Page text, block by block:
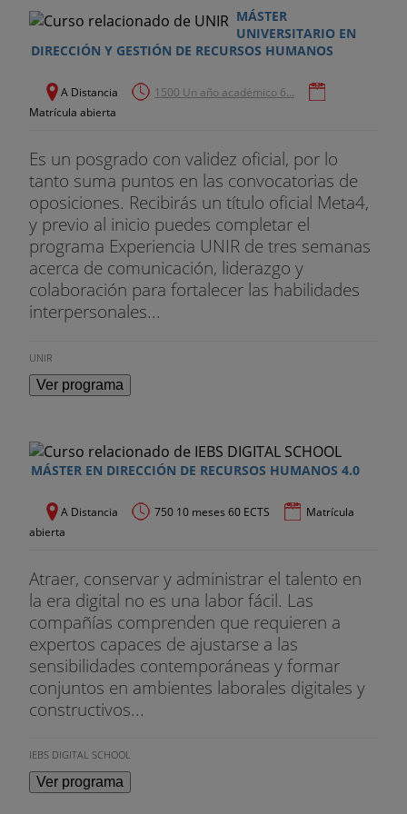
acuerdo a la ley vigente.
Módulos online
El material del curso se complementa con un
incorporación de temas que por su actualidad o
importancia son de interés para el alumno.
MÁSTER
UNIVERSITARIO EN
DIRECCIÓN Y GESTIÓN DE RECURSOS HUMANOS
A Distancia
1500 Un año académico 6...
Matrícula abierta
Es un posgrado con validez oficial, por lo
tanto suma puntos en las convocatorias de
oposiciones. Recibirás un título oficial Meta4,
y previo al inicio puedes completar el
programa Experiencia UNIR de tres semanas
acerca de comunicación, liderazgo y
colaboración para fortalecer las habilidades
interpersonales...
UNIR
Ver programa
MÁSTER EN DIRECCIÓN DE RECURSOS HUMANOS 4.0
A Distancia 750 10 meses 60 ECTS
Matrícula
abierta
Atraer, conservar y administrar el talento en
la era digital no es una labor fácil. Las
compañías comprenden que requieren a
expertos capaces de ajustarse a las
sensibilidades contemporáneas y formar
conjuntos en ambientes laborales digitales y
constructivos...
IEBS DIGITAL SCHOOL
Ver programa